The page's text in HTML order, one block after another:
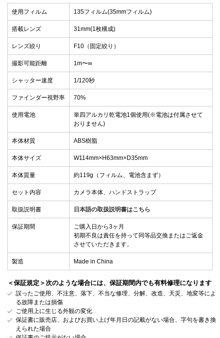
使用フィルム 135フィルム(35mmフィルム)
搭載レンズ 31mm(1枚構成)
レンズ絞り F10（固定絞り）
撮影可能距離 1m〜∞
シャッター速度 1/120秒
ファインダー視野率 70%
使用電池
単四アルカリ乾電池1個使用(※電池は付属させて
おりません)
本体材質 ABS樹脂
本体サイズ W114mm×H63mm×D35mm
本体質量 約119g（フィルム、電池含まず）
セット内容 カメラ本体、ハンドストラップ
取扱説明書 日本語の取扱説明書はこちら
保証期間
ご購入日から3ヶ月
初期不良は責任を持って同等品交換またはご返金
させていただきます。
製造 Made in China
＜保証規定＞次のような場合には、保証期間内でも有料修理になります
誤ったご使用、不注意、落下、不当な修理、分解、改造、天災、地変等によ
る故障または損傷
ご使用上に生じる外観の変化
保証書に販売店、およびお買い上げ年月日の記載がない場合、字句を書き換
えられた場合